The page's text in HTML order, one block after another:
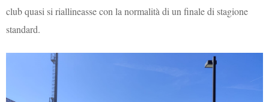
club quasi si riallineasse con la normalità di un finale di stagione
standard.